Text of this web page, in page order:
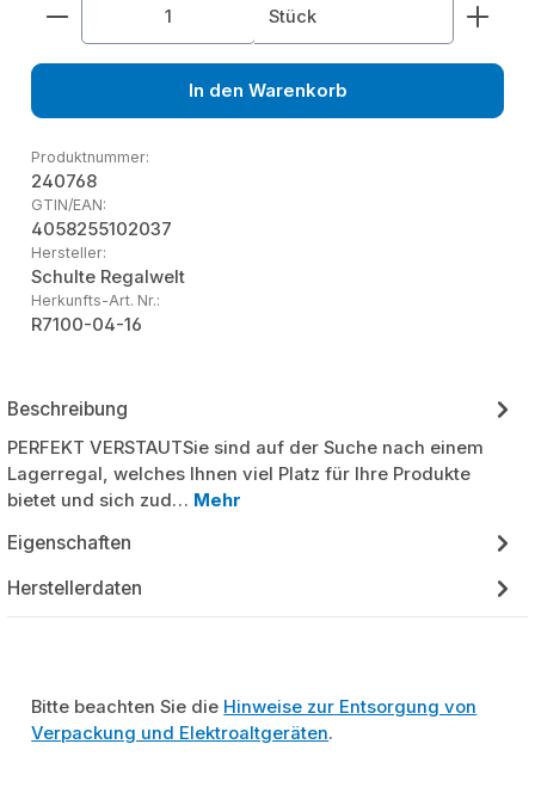
Stück
In den Warenkorb
Produktnummer:
240768
GTIN/EAN:
4058255102037
Hersteller:
Schulte Regalwelt
Herkunfts-Art. Nr.:
R7100-04-16
Beschreibung
PERFEKT VERSTAUTSie sind auf der Suche nach einem
Lagerregal, welches Ihnen viel Platz für Ihre Produkte
bietet und sich zud… Mehr
Eigenschaften
Herstellerdaten
Bitte beachten Sie die Hinweise zur Entsorgung von
Verpackung und Elektroaltgeräten.